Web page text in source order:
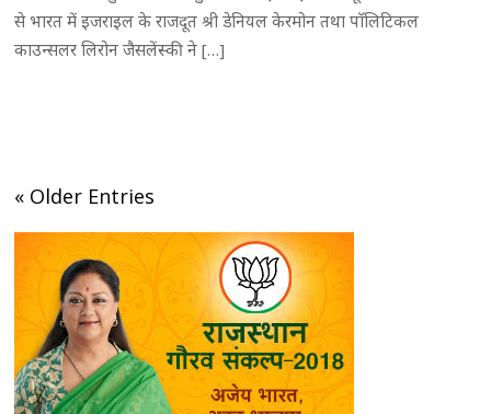
से भारत में इजराइल के राजदूत श्री डेनियल केरमोन तथा पाॅलिटिकल
काउन्सलर लिरोन जैसलेंस्की ने […]
« Older Entries